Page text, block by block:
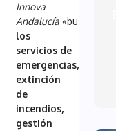
Innova
Andalucía «busca
los
servicios de
emergencias,
extinción
de
incendios,
gestión